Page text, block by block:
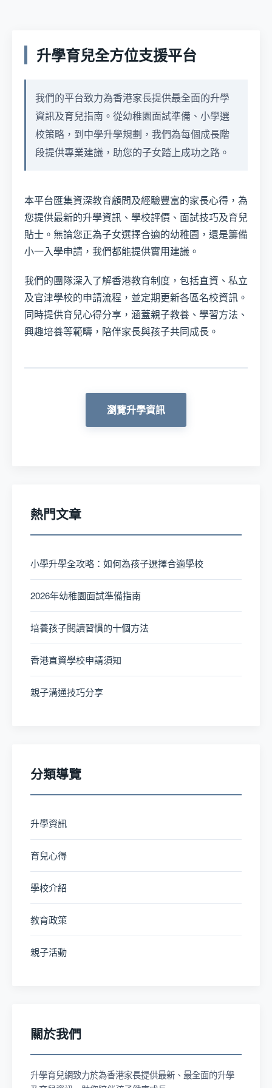
升學育兒全方位支援平台
我們的平台致力為香港家長提供最全面的升學
資訊及育兒指南。從幼稚園面試準備、小學選
校策略，到中學升學規劃，我們為每個成長階
段提供專業建議，助您的子女踏上成功之路。
本平台匯集資深教育顧問及經驗豐富的家長心得，為
您提供最新的升學資訊、學校評價、面試技巧及育兒
貼士。無論您正為子女選擇合適的幼稚園，還是籌備
小一入學申請，我們都能提供實用建議。
我們的團隊深入了解香港教育制度，包括直資、私立
及官津學校的申請流程，並定期更新各區名校資訊。
同時提供育兒心得分享，涵蓋親子教養、學習方法、
興趣培養等範疇，陪伴家長與孩子共同成長。
瀏覽升學資訊
熱門文章
小學升學全攻略：如何為孩子選擇合適學校
2026年幼稚園面試準備指南
培養孩子閱讀習慣的十個方法
香港直資學校申請須知
親子溝通技巧分享
分類導覽
升學資訊
育兒心得
學校介紹
教育政策
親子活動
關於我們
升學育兒網致力於為香港家長提供最新、最全面的升學